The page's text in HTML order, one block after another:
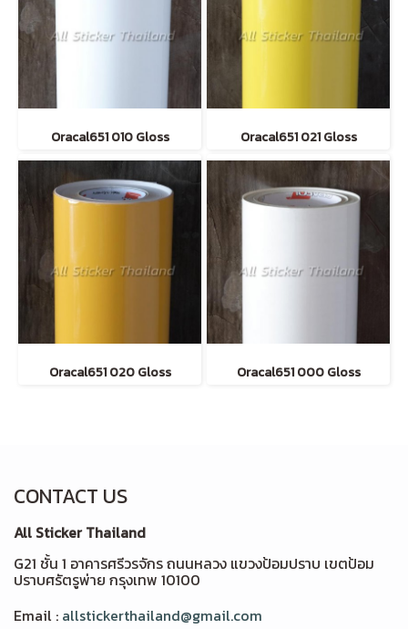
Oracal651 010 Gloss Oracal651 021 Gloss
Oracal651 020 Gloss Oracal651 000 Gloss
CONTACT US
All Sticker Thailand
G21 ชั้น 1 อาคารศรีวรจักร ถนนหลวง แขวงป้อมปราบ เขตป้อม
ปราบศรัตรูพ่าย กรุงเทพ 10100
Email : allstickerthailand@gmail.com